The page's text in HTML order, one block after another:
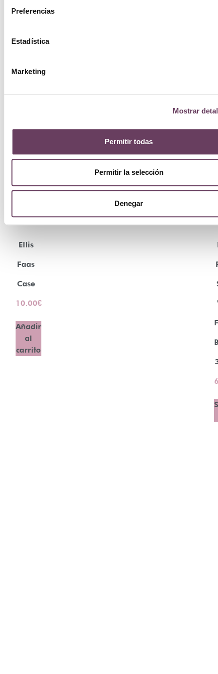
Preferencias
Estadística
Marketing
Mostrar
Permitir todas
Permitir la selección
Denegar
Ellis
Faas
Case
10.00€
Añadir
al
carrito